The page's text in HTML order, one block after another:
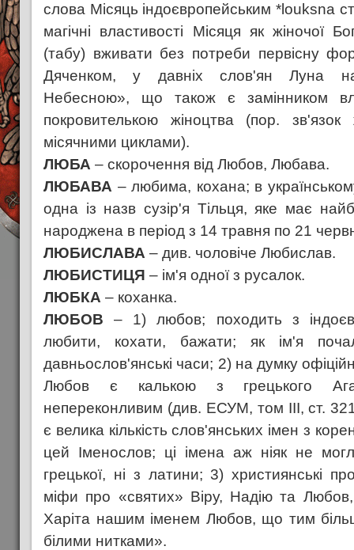
слова Місяць індоєвропейським *louksna
магічні властивості Місяця як жіночої
(табу) вживати без потреби первісну
Дяченком, у давніх слов'ян Луна
Небесною», що також є замінником
покровителькою жіноцтва (пор. зв'язок
місячними циклами).
ЛЮБА – скорочення від Любов, Любава.
ЛЮБАВА – любима, кохана; в
одна із назв сузір'я Тільця, яке має
народжена в період з 14 травня по 21
ЛЮБИСЛАВА – див. чоловіче Любислав.
ЛЮБИСТИЦЯ – ім'я одної з русалок.
ЛЮБКА – коханка.
ЛЮБОВ – 1) любов; походить з
любити, кохати, бажати; як ім'я
давньослов'янські часи; 2) на думку
Любов є калькою з грецького
непереконливим (див. ЕСУМ, том ІІІ, ст.
є велика кількість слов'янських імен з
цей Іменослов; ці імена аж ніяк не
грецької, ні з латини; 3) християнські
міфи про «святих» Віру, Надію та
Харіта нашим іменем Любов, що тим
білими нитками».